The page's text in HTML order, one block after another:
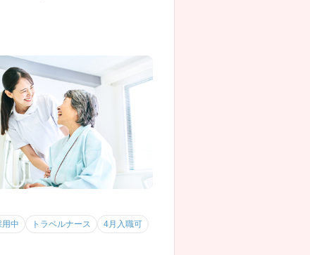
用中 トラベルナース 4月入職可